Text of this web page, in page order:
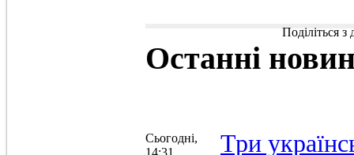
Поділіться
Останні
Сьогодні,
Три